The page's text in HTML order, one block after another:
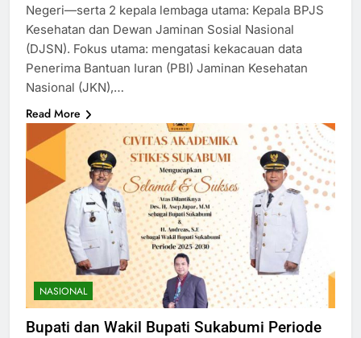
Negeri—serta 2 kepala lembaga utama: Kepala BPJS
Kesehatan dan Dewan Jaminan Sosial Nasional
(DJSN). Fokus utama: mengatasi kekacauan data
Penerima Bantuan Iuran (PBI) Jaminan Kesehatan
Nasional (JKN),…
Read More
NASIONAL
Bupati dan Wakil Bupati Sukabumi Periode